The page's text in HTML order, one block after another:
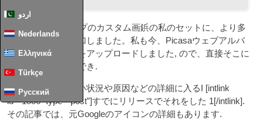
اردو
Nederlands
Ελληνικά
Türkçe
Русский
私は、Googleマップのカスタム画鋲の私のセットに、より多
くのアイコンを追加しました。私も今、Picasaウェブアルバ
ムに個別にそれらをアップロードしました, ので、直接そこに
リンクすることができ.
私は文句を言わない状況や原因などの詳細に入るI [int­link
id=“1806” type=“post”]すでにリリースでそれをした 1[/intlink].
その記事では、元Googleのアイコンの詳細もあります.